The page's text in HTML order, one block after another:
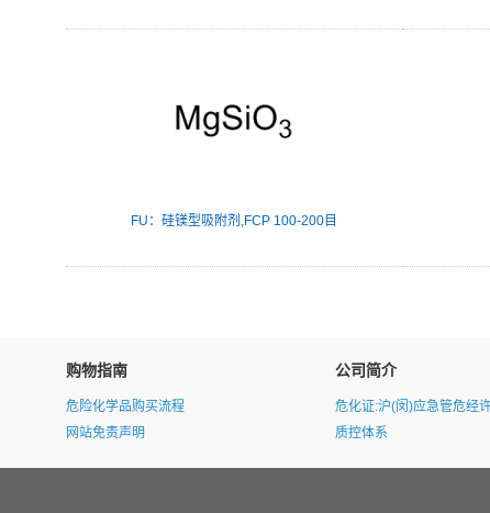
FU：硅镁型吸附剂,FCP 100-200目
购物指南
危险化学品购买流程
网站免责声明
公司简介
危化证:沪(闵)应急管危经
质控体系